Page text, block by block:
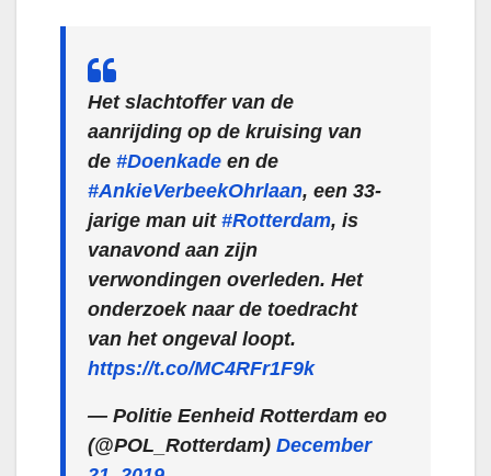
Het slachtoffer van de
aanrijding op de kruising van
de #Doenkade en de
#AnkieVerbeekOhrlaan, een 33-
jarige man uit #Rotterdam, is
vanavond aan zijn
verwondingen overleden. Het
onderzoek naar de toedracht
van het ongeval loopt.
https://t.co/MC4RFr1F9k
— Politie Eenheid Rotterdam eo
(@POL_Rotterdam) December